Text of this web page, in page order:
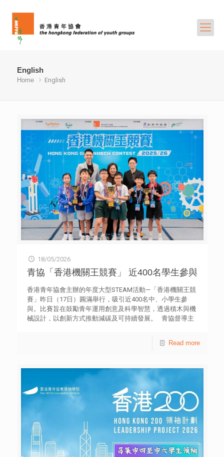
English
Home English
18/05/2026
青協「香港機關王競賽」 近400名學生參與
香港青年協會主辦的年度大型STEAM活動—「香港機關王競
賽」昨日（17日）圓滿舉行，吸引近400名中、小學生參
與。比賽旨在鼓勵青年運用創意及科學智慧，透過積木與機
械設計，以創新方式推動減碳及可持續發展。 青協督導主
出，今年以「綠色動力」為主題，鼓勵學生學習減碳策略及
大賽事： 「積木創客盃」——即場挑戰創意與速度 以「地
球守衛戰」為主題，隊伍需於限時內以有限物資搭建機械裝
置，並成功完成兩項任務。冠軍由優才（楊殷有娣）書院小
學部的隊伍從超過40支參賽隊伍中脫穎而出，展現出色的臨
場應變與工程能力。 「機關整合賽（基礎組）」——90分
鐘搭建連鎖機關 隊伍於限時90分鐘內，運用機關王積木即
場搭建連鎖機關裝置，以完成6個科學關卡及1個指定任務關
卡。高小、初中和高中組冠軍分別由天水圍循道衞理小學、
博愛醫院陳楷紀念中學，以及東涌天主教學校的隊伍奪得。
Read more